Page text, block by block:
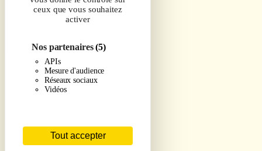
ceux que vous souhaitez
activer
Nos partenaires(5)
APIs
Mesure d'audience
Réseaux sociaux
Vidéos
Tout accepter